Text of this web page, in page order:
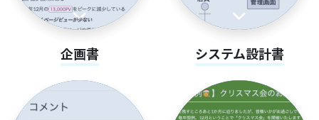
企画書 システム設計書